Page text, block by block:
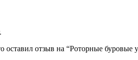
оставил отзыв на “Роторные буровые